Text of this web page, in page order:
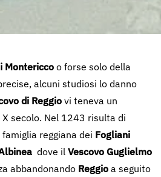
Montericco o forse solo della
alcuni studiosi lo danno
di Reggio vi teneva un
secolo. Nel 1243 risulta di
reggiana dei Fogliani
dove il Vescovo Guglielmo
abbandonando Reggio a seguito